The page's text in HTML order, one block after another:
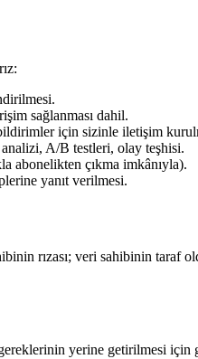
sağlanması dahil.
için sizinle iletişim
A/B testleri, olay teşhisi.
abonelikten çıkma imkânıyla).
yanıt verilmesi.
rızası; veri sahibinin taraf
yerine getirilmesi için